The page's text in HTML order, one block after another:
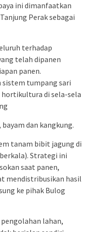
ini dimanfaatkan
Perak sebagai
terhadap
telah dipanen
panen.
sistem tumpang sari
di sela-sela
dan kangkung.
tanam bibit jagung di
Strategi ini
saat panen,
mendistribusikan hasil
ke pihak Bulog
lahan,